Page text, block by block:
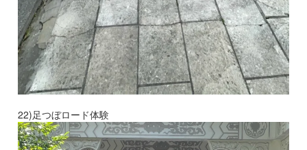
22)足つぼロード体験